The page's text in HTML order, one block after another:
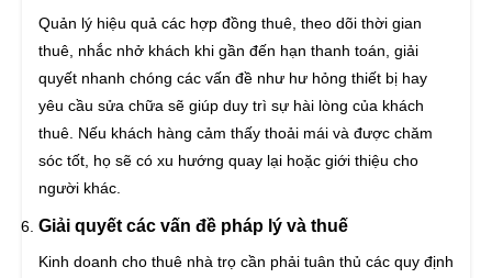
Quản lý hiệu quả các hợp đồng thuê, theo dõi thời gian
thuê, nhắc nhở khách khi gần đến hạn thanh toán, giải
quyết nhanh chóng các vấn đề như hư hỏng thiết bị hay
yêu cầu sửa chữa sẽ giúp duy trì sự hài lòng của khách
thuê. Nếu khách hàng cảm thấy thoải mái và được chăm
sóc tốt, họ sẽ có xu hướng quay lại hoặc giới thiệu cho
người khác.
Giải quyết các vấn đề pháp lý và thuế
Kinh doanh cho thuê nhà trọ cần phải tuân thủ các quy định